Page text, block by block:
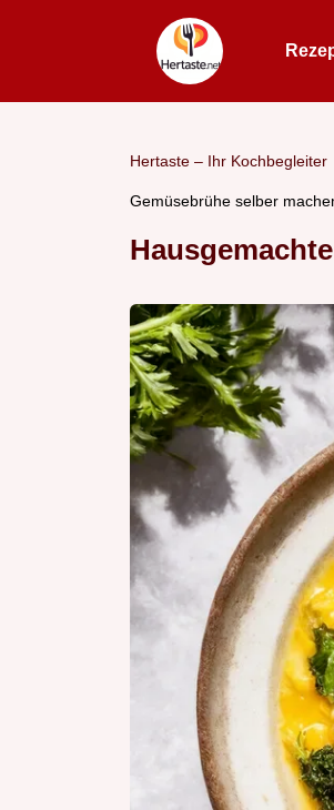
Hertaste – Ihr Kochbegleiter
Gemüsebrühe selber